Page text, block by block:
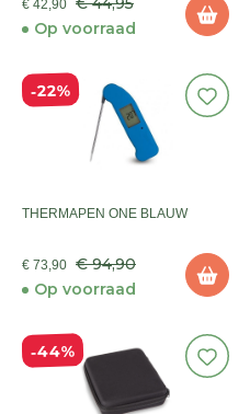
€ 42,90
Op voorraad
22%
THERMAPEN ONE BLAUW
€ 73,90 € 94,90
Op voorraad
44%